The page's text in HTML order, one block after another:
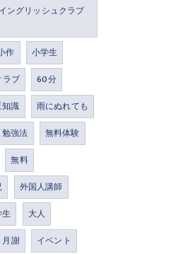
ングリッシュクラブ
作
小学生
ラブ
60分
識
雨にぬれても
勉強法
無料体験
無料
外国人講師
大人
月謝
イベント